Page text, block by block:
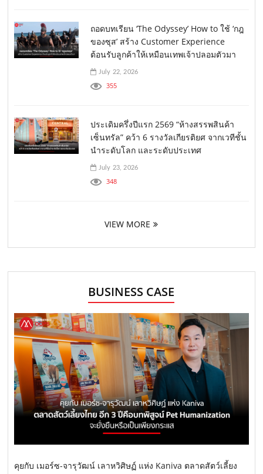
ถอดบทเรียน ‘The Odyssey’ How to ใช้ ‘กฎ
ของซุส’ สร้าง Customer Experience
ต้อนรับลูกค้าให้เหมือนเทพเจ้าปลอมตัวมา
July 22, 2026
355
ประเดิมครึ่งปีแรก 2569 “ห้างสรรพสินค้า
เซ็นทรัล” คว้า 6 รางวัลเกียรติยศ จากเวทีชั้น
นำระดับโลก และระดับประเทศ
July 23, 2026
348
VIEW MORE
BUSINESS CASE
คุยกับ เมอร์ซ-จารุวัฒน์ เลาหวิศิษฏ์ แห่ง Kaniva ตลาดสัตว์เลี้ยง